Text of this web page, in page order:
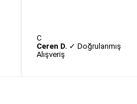
C
Ceren D. ✓ Doğrulanmış
Alışveriş